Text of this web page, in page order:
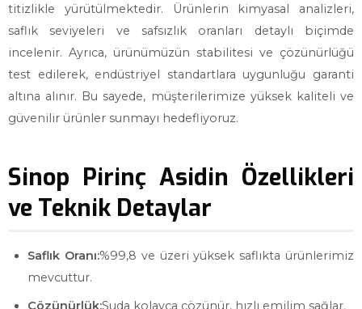
titizlikle yürütülmektedir. Ürünlerin kimyasal analizleri,
saflık seviyeleri ve safsızlık oranları detaylı biçimde
incelenir. Ayrıca, ürünümüzün stabilitesi ve çözünürlüğü
test edilerek, endüstriyel standartlara uygunluğu garanti
altına alınır. Bu sayede, müşterilerimize yüksek kaliteli ve
güvenilir ürünler sunmayı hedefliyoruz.
Sinop Pirinç Asidin Özellikleri
ve Teknik Detaylar
Saflık Oranı:%99,8 ve üzeri yüksek saflıkta ürünlerimiz
mevcuttur.
Çözünürlük:Suda kolayca çözünür, hızlı emilim sağlar.